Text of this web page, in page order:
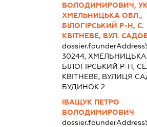
ВОЛОДИМИРОВИЧ,
ХМЕЛЬНИЦЬКА ОБЛ.,
БІЛОГІРСЬКИЙ Р-Н, С.
КВІТНЕВЕ, ВУЛ.
dossier.founderAddress
30244,
БІЛОГІРСЬКИЙ Р-Н,
КВІТНЕВЕ, ВУЛИЦЯ
БУДИНОК 2
ІВАЩУК ПЕТРО
ВОЛОДИМИРОВИЧ
dossier.founderAddress